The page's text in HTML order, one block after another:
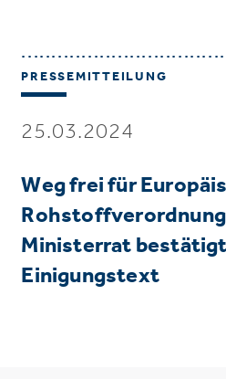
PRESSEMITTEILUNG
25.03.2024
Weg frei für
Ministerrat
Einigungstext